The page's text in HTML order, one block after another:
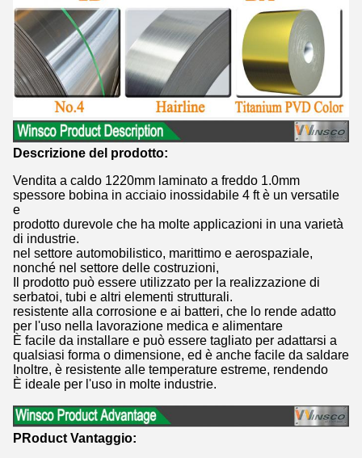
Descrizione del prodotto:
Vendita a caldo 1220mm laminato a freddo 1.0mm
spessore bobina in acciaio inossidabile 4 ft è un versatile
e
prodotto durevole che ha molte applicazioni in una varietà
di industrie.
nel settore automobilistico, marittimo e aerospaziale,
nonché nel settore delle costruzioni,
Il prodotto può essere utilizzato per la realizzazione di
serbatoi, tubi e altri elementi strutturali.
resistente alla corrosione e ai batteri, che lo rende adatto
per l'uso nella lavorazione medica e alimentare
È facile da installare e può essere tagliato per adattarsi a
qualsiasi forma o dimensione, ed è anche facile da saldare
Inoltre, è resistente alle temperature estreme, rendendo
È ideale per l'uso in molte industrie.
P Roduct Vantaggio: